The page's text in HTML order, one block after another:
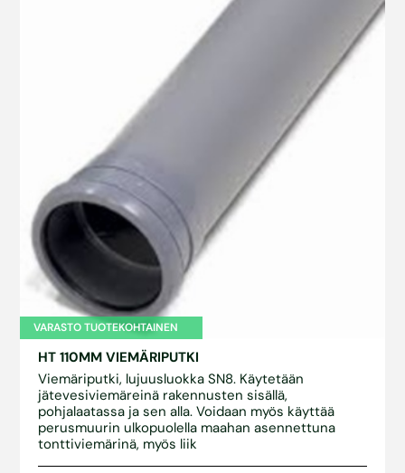
VARASTO TUOTEKOHTAINEN
HT 110MM VIEMÄRIPUTKI
Viemäriputki, lujuusluokka SN8. Käytetään
jätevesiviemäreinä rakennusten sisällä,
pohjalaatassa ja sen alla. Voidaan myös käyttää
perusmuurin ulkopuolella maahan asennettuna
tonttiviemärinä, myös liik